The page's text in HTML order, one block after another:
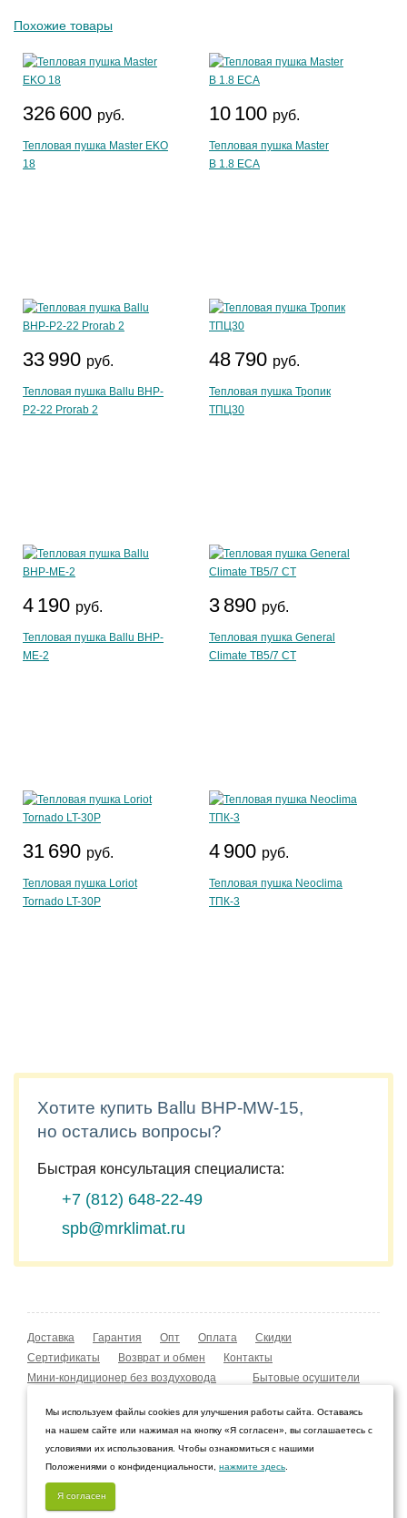
Похожие товары
326 600 руб.
Тепловая пушка Master EKO
18
10 100 руб.
Тепловая пушка Master
B 1.8 ECA
33 990 руб.
Тепловая пушка Ballu BHP-
P2-22 Prorab 2
48 790 руб.
Тепловая пушка Тропик
ТПЦ30
4 190 руб.
Тепловая пушка Ballu BHP-
ME-2
3 890 руб.
Тепловая пушка General
Climate ТВ5/7 CT
31 690 руб.
Тепловая пушка Loriot
Tornado LT-30P
4 900 руб.
Тепловая пушка Neoclima
ТПК-3
Хотите купить Ballu BHP-MW-15,
но остались вопросы?
Быстрая консультация специалиста:
+7 (812) 648-22-49
spb@mrklimat.ru
Доставка Гарантия Опт Оплата
Скидки
Сертификаты
Возврат и обмен
Контакты
Мини-кондиционер без воздуховода
Бытовые осушители
Мобильные кондиционеры
Охладители воздуха
Мойка воздуха Boneco W210
© 2009–2026 Интернет-магазин «Мистер Климат»
Санкт-Петербург, Ленинградская область
Мы используем файлы cookies для улучшения работы сайта. Оставаясь
на нашем сайте или нажимая на кнопку «Я согласен», вы соглашаетесь с
условиями их использования. Чтобы ознакомиться с нашими
Положениями о конфиденциальности, нажмите здесь
Я согласен